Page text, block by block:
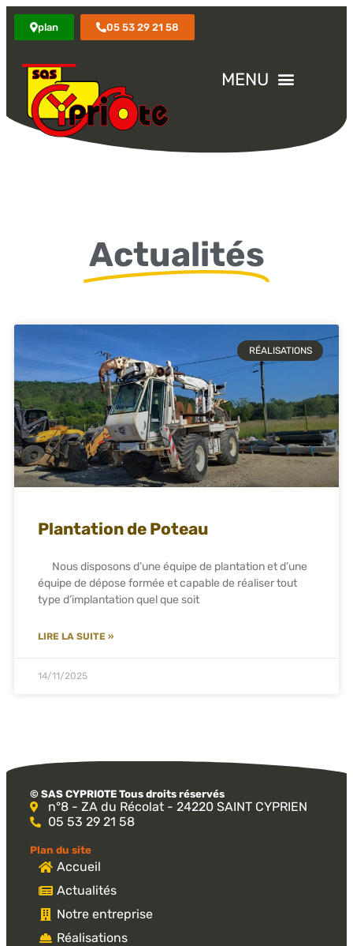
plan 05 53 29 21 58
Actualités
RÉALISATIONS
Plantation de Poteau
Nous disposons d’une équipe de plantation et d’une
équipe de dépose formée et capable de réaliser tout
type d’implantation quel que soit
LIRE LA SUITE »
14/11/2025
© SAS CYPRIOTE Tous droits réservés​
n°8 - ZA du Récolat - 24220 SAINT CYPRIEN
05 53 29 21 58
Plan du site
Accueil
Actualités
Notre entreprise
Réalisations